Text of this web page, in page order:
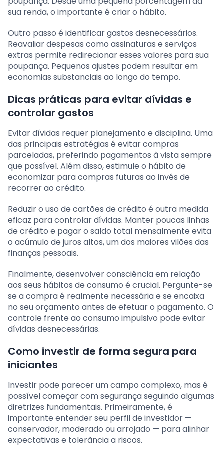
sua renda, o importante é criar o hábito.
Outro passo é identificar gastos desnecessários.
Reavaliar despesas como assinaturas e serviços
extras permite redirecionar esses valores para sua
poupança. Pequenos ajustes podem resultar em
economias substanciais ao longo do tempo.
Dicas práticas para evitar dívidas e
controlar gastos
Evitar dívidas requer planejamento e disciplina. Uma
das principais estratégias é evitar compras
parceladas, preferindo pagamentos à vista sempre
que possível. Além disso, estimule o hábito de
economizar para compras futuras ao invés de
recorrer ao crédito.
Reduzir o uso de cartões de crédito é outra medida
eficaz para controlar dívidas. Manter poucas linhas
de crédito e pagar o saldo total mensalmente evita
o acúmulo de juros altos, um dos maiores vilões das
finanças pessoais.
Finalmente, desenvolver consciência em relação
aos seus hábitos de consumo é crucial. Pergunte-se
se a compra é realmente necessária e se encaixa
no seu orçamento antes de efetuar o pagamento. O
controle frente ao consumo impulsivo pode evitar
dívidas desnecessárias.
Como investir de forma segura para
iniciantes
Investir pode parecer um campo complexo, mas é
possível começar com segurança seguindo algumas
diretrizes fundamentais. Primeiramente, é
importante entender seu perfil de investidor —
conservador, moderado ou arrojado — para alinhar
expectativas e tolerância a riscos.